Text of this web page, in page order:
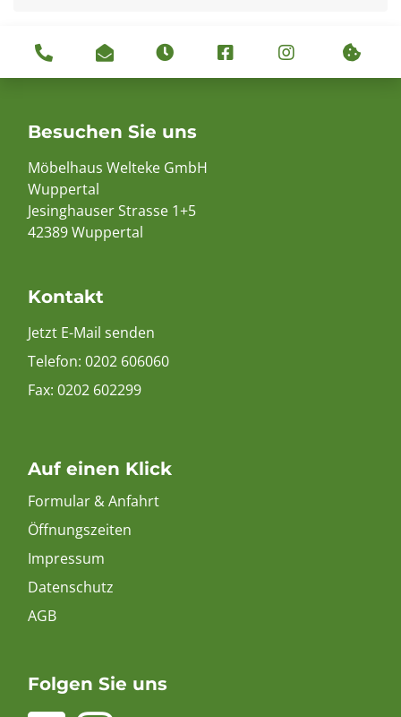
Besuchen Sie uns
Möbelhaus Welteke GmbH
Wuppertal
Jesinghauser Strasse 1+5
42389 Wuppertal
Kontakt
Jetzt E-Mail senden
Telefon: 0202 606060
Fax: 0202 602299
Auf einen Klick
Formular & Anfahrt
Öffnungszeiten
Impressum
Datenschutz
AGB
Folgen Sie uns